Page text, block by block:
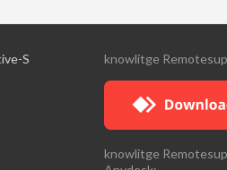
knowlitge
knowlitge